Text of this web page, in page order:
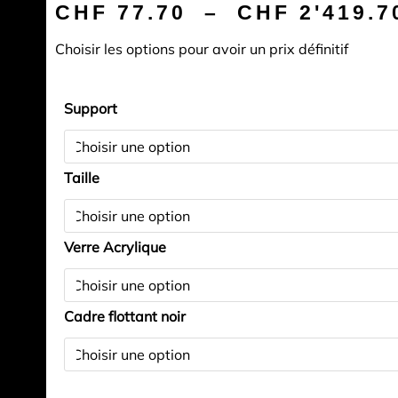
CHF 77.70 – CHF
Choisir les options pour avoir un prix définitif
Support
Taille
Verre Acrylique
Cadre flottant noir
de
Reflet
de
Malga
Prendera
dans
le
Lago
Federa
(Dolomites
Italie)